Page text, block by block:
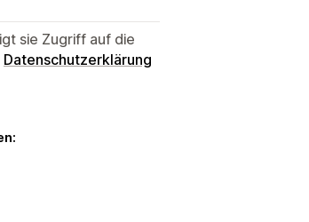
sie Zugriff auf die
Datenschutzerklärung